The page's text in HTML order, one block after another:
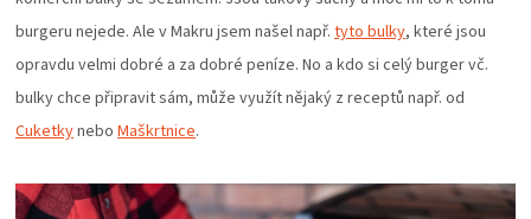
burgeru nejede. Ale v Makru jsem našel např. tyto bulky, které jsou
opravdu velmi dobré a za dobré peníze. No a kdo si celý burger vč.
bulky chce připravit sám, může využít nějaký z receptů např. od
Cuketkynebo Maškrtnice.